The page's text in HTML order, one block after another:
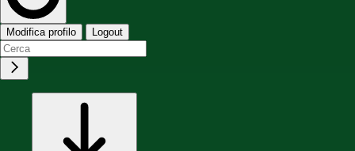
Modifica profilo Logout